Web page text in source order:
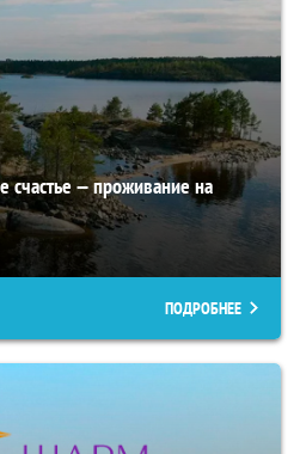
счастье — проживание на
ПОДРОБНЕЕ